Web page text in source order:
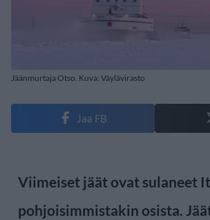
Jäänmurtaja Otso. Kuva: Väylävirasto
Jaa FB
Viimeiset jäät ovat sulaneet
pohjoisimmistakin osista.